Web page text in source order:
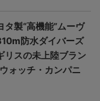
タ製“高機能”ムーヴ
防水ダイバーズ
リスの未上陸ブラン
ォッチ・カンパニ